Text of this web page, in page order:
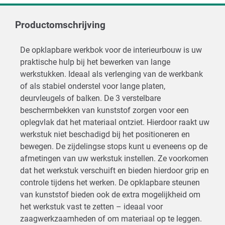
Productomschrijving
De opklapbare werkbok voor de interieurbouw is uw
praktische hulp bij het bewerken van lange
werkstukken. Ideaal als verlenging van de werkbank
of als stabiel onderstel voor lange platen,
deurvleugels of balken. De 3 verstelbare
beschermbekken van kunststof zorgen voor een
oplegvlak dat het materiaal ontziet. Hierdoor raakt uw
werkstuk niet beschadigd bij het positioneren en
bewegen. De zijdelingse stops kunt u eveneens op de
afmetingen van uw werkstuk instellen. Ze voorkomen
dat het werkstuk verschuift en bieden hierdoor grip en
controle tijdens het werken. De opklapbare steunen
van kunststof bieden ook de extra mogelijkheid om
het werkstuk vast te zetten – ideaal voor
zaagwerkzaamheden of om materiaal op te leggen.